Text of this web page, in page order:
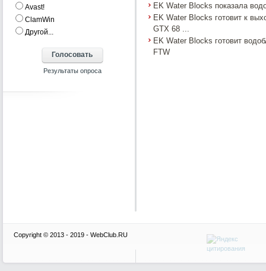
EK Water Blocks показала
EK Water Blocks готовит к
GTX 68 ...
EK Water Blocks готовит
FTW
Аvast!
ClamWin
Другой...
Copyright © 2013 - 2019 - WebClub.RU